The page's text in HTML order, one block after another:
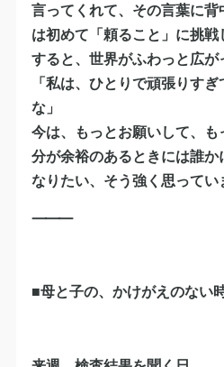
言ってくれて、その言葉に
は初めて「頼ること」に挑戦
すると、世界がふわっと広が
「私は、ひとりで頑張りす
な」
今は、もっとお願いして、も
分が余裕のあるときには誰
なりたい、そう強く思ってい
⸻
■母と子の、かけがえのない